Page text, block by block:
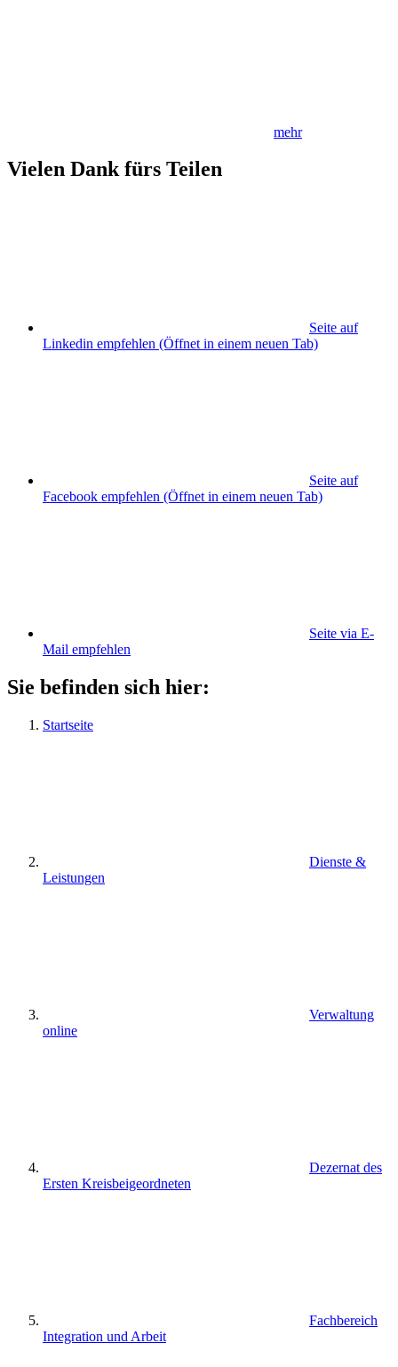
mehr
Vielen Dank fürs Teilen
Seite auf
Linkedin empfehlen (Öffnet in einem neuen Tab)
Seite auf
Facebook empfehlen (Öffnet in einem neuen Tab)
Seite via E-
Mail empfehlen
Sie befinden sich hier:
Startseite
Dienste &
Leistungen
Verwaltung
online
Dezernat des
Ersten Kreisbeigeordneten
Fachbereich
Integration und Arbeit